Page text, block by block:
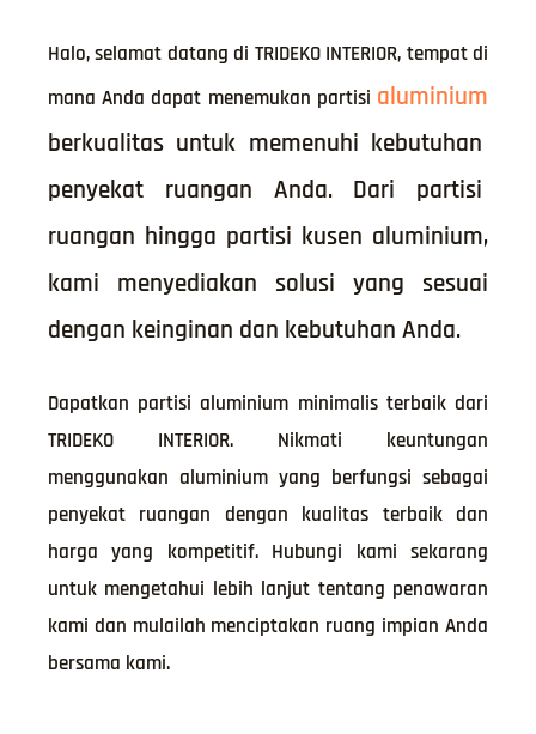
Halo, selamat datang di TRIDEKO INTERIOR, tempat di
mana Anda dapat menemukan partisi aluminium
berkualitas untuk memenuhi kebutuhan
penyekat ruangan Anda. Dari partisi
ruangan hingga partisi kusen aluminium,
kami menyediakan solusi yang sesuai
dengan keinginan dan kebutuhan Anda.
Dapatkan partisi aluminium minimalis terbaik dari
TRIDEKO INTERIOR. Nikmati keuntungan
menggunakan aluminium yang berfungsi sebagai
penyekat ruangan dengan kualitas terbaik dan
harga yang kompetitif. Hubungi kami sekarang
untuk mengetahui lebih lanjut tentang penawaran
kami dan mulailah menciptakan ruang impian Anda
bersama kami.